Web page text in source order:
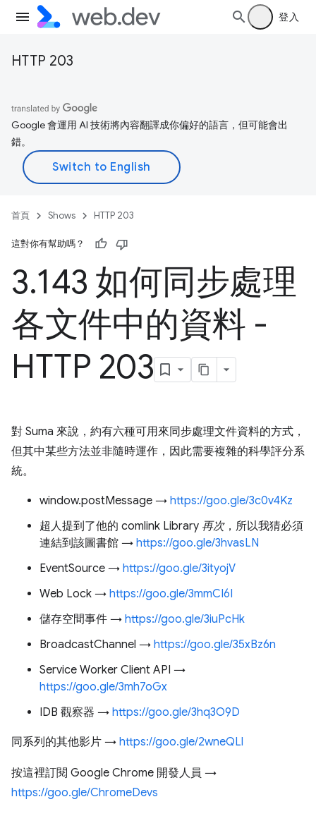
登入
HTTP 203
Google 會運用 AI 技術將內容翻譯成你偏好的語言，但可能會出
錯。
首頁 Shows HTTP 203
這對你有幫助嗎？
3.143 如何同步處理
各文件中的資料 -
HTTP 203
對 Suma 來說，約有六種可用來同步處理文件資料的方式，
但其中某些方法並非隨時運作，因此需要複雜的科學評分系
統。
window.postMessage → https://goo.gle/3c0v4Kz
超人提到了他的 comlink Library 再次，所以我猜必須
連結到該圖書館 → https://goo.gle/3hvasLN
EventSource → https://goo.gle/3ityojV
Web Lock → https://goo.gle/3mmCI6I
儲存空間事件 → https://goo.gle/3iuPcHk
BroadcastChannel → https://goo.gle/35xBz6n
Service Worker Client API →
https://goo.gle/3mh7oGx
IDB 觀察器 → https://goo.gle/3hq3O9D
同系列的其他影片 → https://goo.gle/2wneQLl
按這裡訂閱 Google Chrome 開發人員 →
https://goo.gle/ChromeDevs